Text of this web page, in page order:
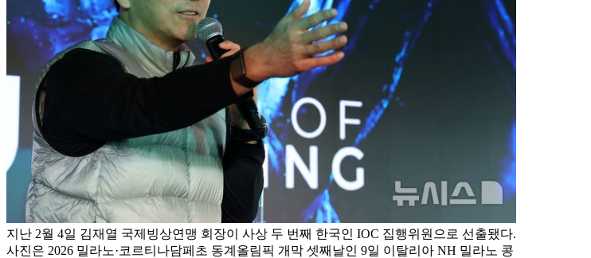
지난 2월 4일 김재열 국제빙상연맹 회장이 사상 두 번째 한국인 IOC 집행위원으로 선출됐다.
사진은 2026 밀라노·코르티나담페초 동계올림픽 개막 셋째날인 9일 이탈리아 NH 밀라노 콩